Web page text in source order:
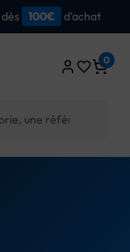
d'achat
0
favorite_border